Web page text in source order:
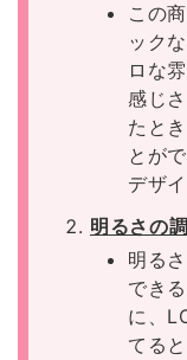
この
ック
ロな
感じ
たと
とが
デザ
明るさの
明る
でき
に、
てる